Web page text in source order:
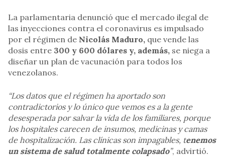
La parlamentaria denunció que el mercado ilegal de
las inyecciones contra el coronavirus es impulsado
por el régimen de Nicolás Maduro, que vende las
dosis entre 300 y 600 dólares y, además, se niega a
diseñar un plan de vacunación para todos los
venezolanos.
“Los datos que el régimen ha aportado son
contradictorios y lo único que vemos es a la gente
desesperada por salvar la vida de los familiares, porque
los hospitales carecen de insumos, medicinas y camas
de hospitalización. Las clínicas son impagables, tenemos
un sistema de salud totalmente colapsado”, advirtió.